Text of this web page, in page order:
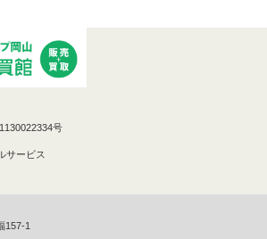
号
サービス
157-1